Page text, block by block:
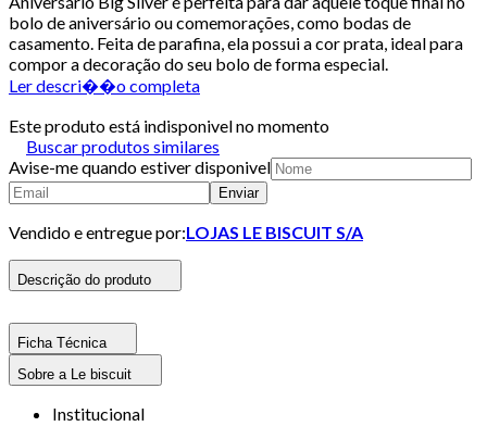
bolo de aniversário ou comemorações, como bodas de
casamento. Feita de parafina, ela possui a cor prata, ideal para
compor a decoração do seu bolo de forma especial.
Ler descri��o completa
Este produto está indisponivel no momento
Buscar produtos similares
Avise-me quando estiver disponivel
Enviar
Vendido e entregue por:LOJAS LE BISCUIT S/A
Descrição do produto
Ficha Técnica
Sobre a Le biscuit
Institucional